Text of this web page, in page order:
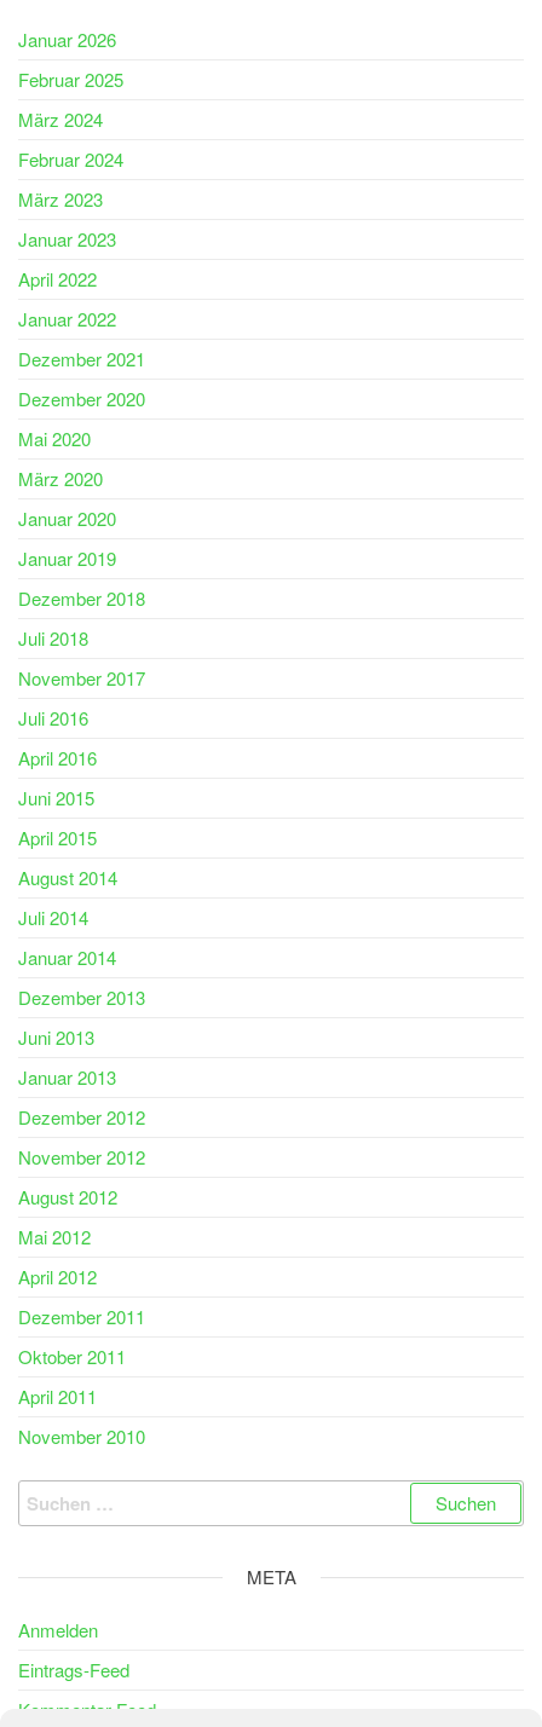
Januar 2026
Februar 2025
März 2024
Februar 2024
März 2023
Januar 2023
April 2022
Januar 2022
Dezember 2021
Dezember 2020
Mai 2020
März 2020
Januar 2020
Januar 2019
Dezember 2018
Juli 2018
November 2017
Juli 2016
April 2016
Juni 2015
April 2015
August 2014
Juli 2014
Januar 2014
Dezember 2013
Juni 2013
Januar 2013
Dezember 2012
November 2012
August 2012
Mai 2012
April 2012
Dezember 2011
Oktober 2011
April 2011
November 2010
Suchen
nach:
META
Anmelden
Eintrags-Feed
Kommentar-Feed